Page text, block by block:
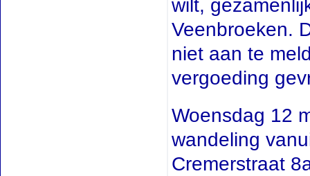
wilt,
Veenbroeken.
niet aan te
vergoeding
Woensdag 12
wandeling
Cremerstraat